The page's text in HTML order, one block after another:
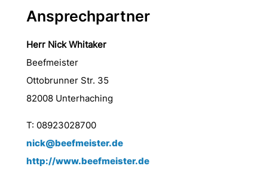
Ansprechpartner
Herr Nick Whitaker
Beefmeister
Ottobrunner Str. 35
82008 Unterhaching
T: 08923028700
nick@beefmeister.de
http://www.beefmeister.de